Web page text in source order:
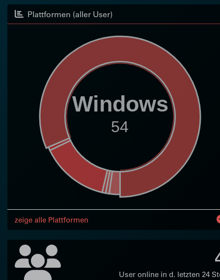
Plattformen (aller User)
Windows
54
zeige alle Plattformen
User online in d. letzten 24